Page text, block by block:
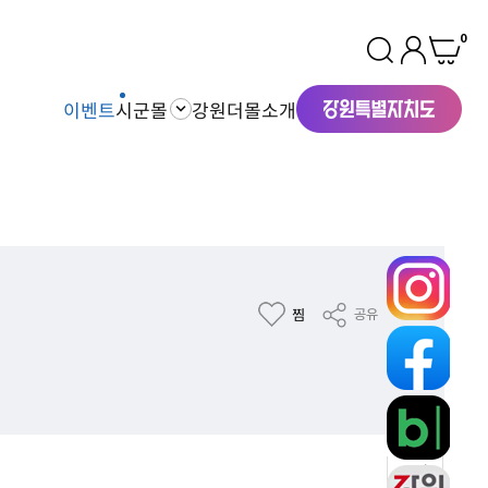
0
이벤트시군몰 강원더몰소개
찜 공유